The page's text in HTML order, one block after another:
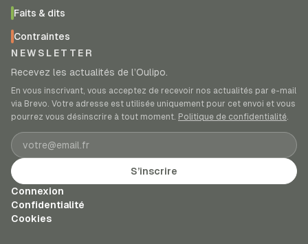
Faits & dits
Contraintes
NEWSLETTER
Recevez les actualités de l’Oulipo.
En vous inscrivant, vous acceptez de recevoir nos actualités par e-mail
via Brevo. Votre adresse est utilisée uniquement pour cet envoi et vous
pourrez vous désinscrire à tout moment. Politique de confidentialité.
Adresse e-mail
S’inscrire
Connexion
Confidentialité
Cookies